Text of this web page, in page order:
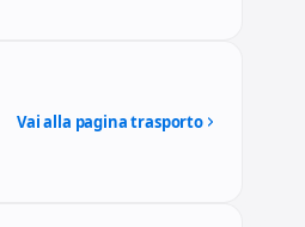
Vai alla pagina trasporto